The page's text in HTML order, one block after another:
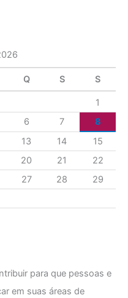
Q S S
1
6 7
8
13 14
15
20 21
22
27 28
29
para que pessoas e
em suas áreas de